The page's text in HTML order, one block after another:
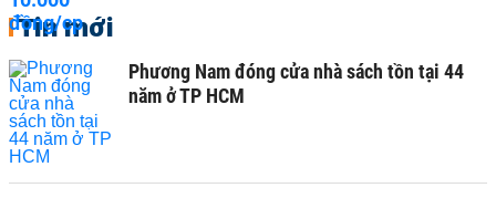
Tin mới
Phương Nam đóng cửa nhà sách tồn tại 44
năm ở TP HCM